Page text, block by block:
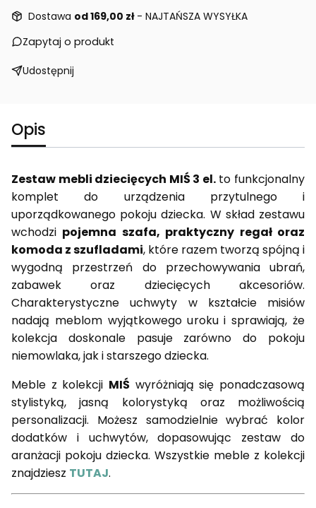
Dostawa od 169,00 zł - NAJTAŃSZA WYSYŁKA
Zapytaj o produkt
Udostępnij
Opis
Zestaw mebli dziecięcych MIŚ 3 el.to funkcjonalny
komplet do urządzenia przytulnego i
uporządkowanego pokoju dziecka. W skład zestawu
wchodzi pojemna szafa, praktyczny regał oraz
komoda z szufladami, które razem tworzą spójną i
wygodną przestrzeń do przechowywania ubrań,
zabawek oraz dziecięcych akcesoriów.
Charakterystyczne uchwyty w kształcie misiów
nadają meblom wyjątkowego uroku i sprawiają, że
kolekcja doskonale pasuje zarówno do pokoju
niemowlaka, jak i starszego dziecka.
Meble z kolekcji MIŚ wyróżniają się ponadczasową
stylistyką, jasną kolorystyką oraz możliwością
personalizacji. Możesz samodzielnie wybrać kolor
dodatków i uchwytów, dopasowując zestaw do
aranżacji pokoju dziecka. Wszystkie meble z kolekcji
znajdziesz TUTAJ.